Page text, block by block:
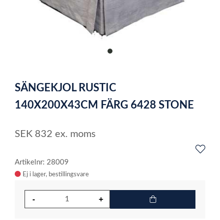
item
of
1
SÄNGEKJOL RUSTIC
140X200X43CM FÄRG 6428 STONE
SEK 832 ex. moms
Artikelnr: 28009
Ej i lager